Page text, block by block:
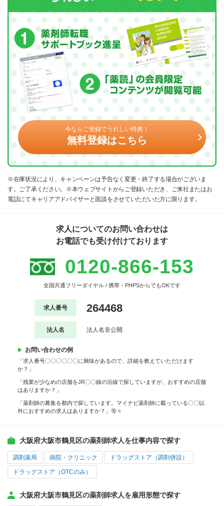
今ならご登録でうれしい特典！
無料登録はこちら
※在庫状況により、キャンペーンは予告なく変更・終了する場合がございま
す。ご了承ください。※本ウェブサイトからご登録いただき、ご来社またはお
電話にてキャリアアドバイザーと面談をさせていただいた方に限ります。
求人についてのお問い合わせは
お電話でも受け付けております
0120-866-153
全国共通フリーダイヤル / 携帯・PHPSからでもOKです
求人番号 264468
法人名 法人名非公開
お問い合わせの例
「求人番号〇〇〇〇〇〇に興味があるので、詳細を教えていただけます
か？」
「残業が少なめの店舗をJR〇〇線の沿線で探していますが、おすすめの店舗
はありますか？」
「薬剤師の募集を都内で探しています。マイナビ薬剤師に載っている〇〇以
外におすすめの求人はありますか？」等々
大阪府大阪市鶴見区の薬剤師求人を仕事内容で探す
調剤薬局 病院・クリニック ドラッグストア（調剤併設）
ドラッグストア（OTCのみ）
大阪府大阪市鶴見区の薬剤師求人を雇用形態で探す